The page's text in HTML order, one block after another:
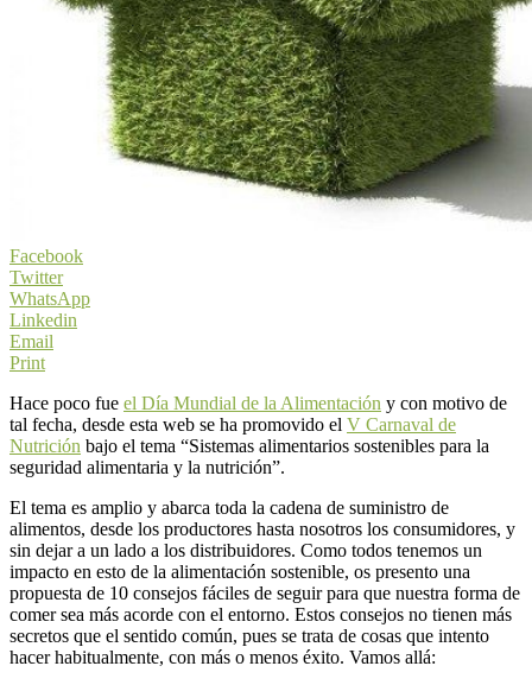
Facebook
Twitter
WhatsApp
Linkedin
Email
Print
Hace poco fue el Día Mundial de la Alimentación y con motivo de
tal fecha, desde esta web se ha promovido el V Carnaval de
Nutrición bajo el tema “Sistemas alimentarios sostenibles para la
seguridad alimentaria y la nutrición”.
El tema es amplio y abarca toda la cadena de suministro de
alimentos, desde los productores hasta nosotros los consumidores, y
sin dejar a un lado a los distribuidores. Como todos tenemos un
impacto en esto de la alimentación sostenible, os presento una
propuesta de 10 consejos fáciles de seguir para que nuestra forma de
comer sea más acorde con el entorno. Estos consejos no tienen más
secretos que el sentido común, pues se trata de cosas que intento
hacer habitualmente, con más o menos éxito. Vamos allá: